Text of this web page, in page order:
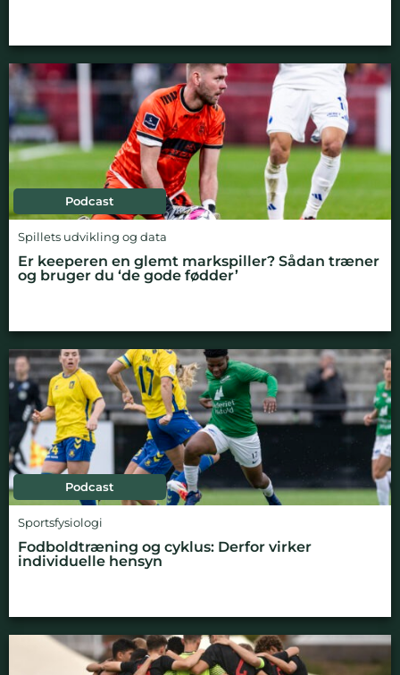
Podcast
Spillets udvikling og data
Er keeperen en glemt markspiller? Sådan træner
og bruger du ‘de gode fødder’
Podcast
Sportsfysiologi
Fodboldtræning og cyklus: Derfor virker
individuelle hensyn